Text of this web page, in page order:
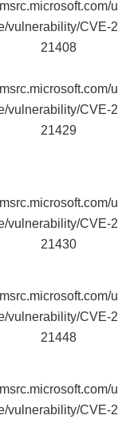
vulnerability/CVE-
21408
vulnerability/CVE-
21429
vulnerability/CVE-
21430
vulnerability/CVE-
21448
vulnerability/CVE-